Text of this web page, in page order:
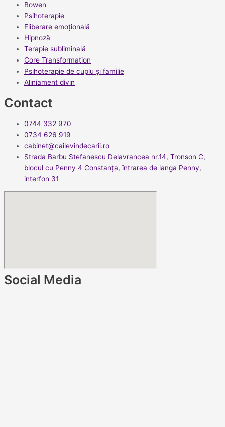
Bowen
Psihoterapie
Eliberare emoțională
Hipnoză
Terapie subliminală
Core Transformation
Psihoterapie de cuplu și familie
Aliniament divin
Contact
0744 332 970
0734 626 919
cabinet@cailevindecarii.ro
Strada Barbu Stefanescu Delavrancea nr.14, Tronson C,
blocul cu Penny 4 Constanța, întrarea de langa Penny,
interfon 31
Social Media